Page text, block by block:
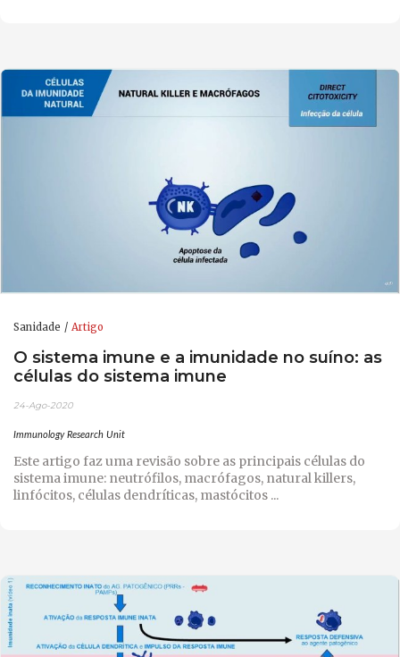
Sanidade Artigo
O sistema imune e a imunidade no suíno: as
células do sistema imune
24-Ago-2020
Immunology Research Unit
Este artigo faz uma revisão sobre as principais células do
sistema imune: neutrófilos, macrófagos, natural killers,
linfócitos, células dendríticas, mastócitos ...